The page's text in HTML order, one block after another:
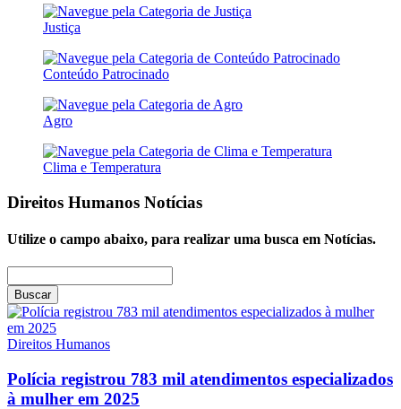
Justiça
Conteúdo Patrocinado
Agro
Clima e Temperatura
Direitos Humanos Notícias
Utilize o campo abaixo, para realizar uma busca em Notícias.
Buscar
Direitos Humanos
Polícia registrou 783 mil atendimentos especializados
à mulher em 2025